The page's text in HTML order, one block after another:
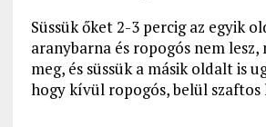
Süssük őket 2-3 percig az egyik
aranybarna és ropogós nem
meg, és süssük a másik oldalt is
hogy kívül ropogós, belül szaftos